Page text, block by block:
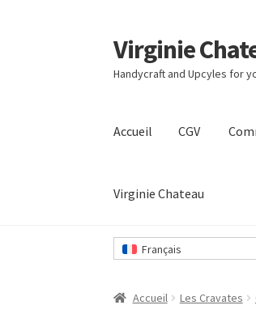
Passer
à
la
Passer
au
contenu
Virginie
Handycraft and Upcyles for
Accueil CGV
Virginie Chateau
AccueilCGVCommander
Français
Accueil Les Cravates